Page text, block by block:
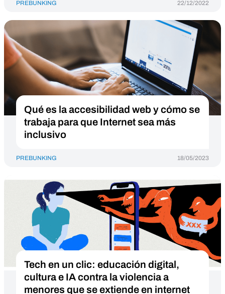
PREBUNKING 22/12/2022
Qué es la accesibilidad web y cómo se
trabaja para que Internet sea más
inclusivo
PREBUNKING 18/05/2023
Tech en un clic: educación digital,
cultura e IA contra la violencia a
menores que se extiende en internet